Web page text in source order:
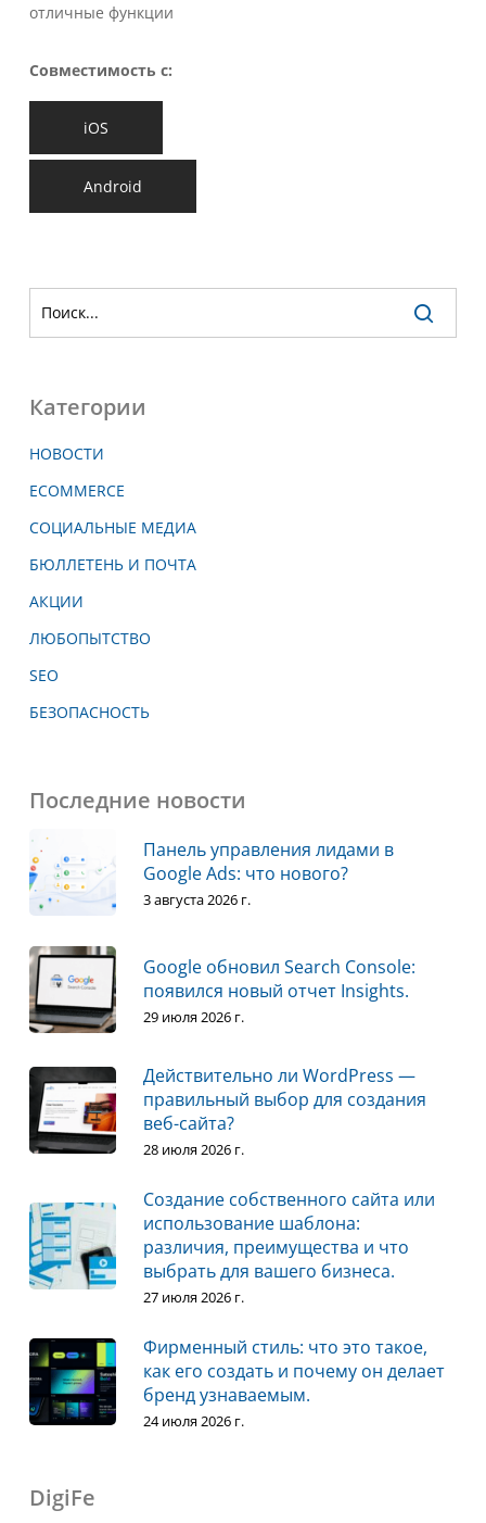
отличные функции
Совместимость с:
iOS
Android
Категории
НОВОСТИ
ECOMMERCE
СОЦИАЛЬНЫЕ МЕДИА
БЮЛЛЕТЕНЬ И ПОЧТА
АКЦИИ
ЛЮБОПЫТСТВО
SEO
БЕЗОПАСНОСТЬ
Последние новости
Панель управления лидами в
Google Ads: что нового?
3 августа 2026 г.
Google обновил Search Console:
появился новый отчет Insights.
29 июля 2026 г.
Действительно ли WordPress —
правильный выбор для создания
веб-сайта?
28 июля 2026 г.
Создание собственного сайта или
использование шаблона:
различия, преимущества и что
выбрать для вашего бизнеса.
27 июля 2026 г.
Фирменный стиль: что это такое,
как его создать и почему он делает
бренд узнаваемым.
24 июля 2026 г.
DigiFe